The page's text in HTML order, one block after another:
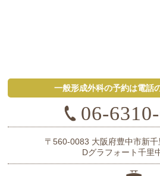
一般形成外科の予約は電話
06-
〒560-0083 大阪府豊中市新
Dグラフォート千里